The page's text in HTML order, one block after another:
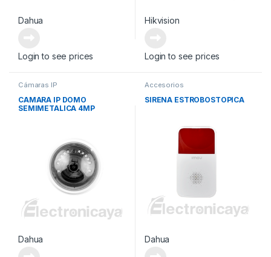
Dahua
Login to see prices
Hikvision
Login to see prices
Cámaras IP
CAMARA IP DOMO
SEMIMETALICA 4MP
Dahua
Accesorios
SIRENA ESTROBOSTOPICA
Dahua